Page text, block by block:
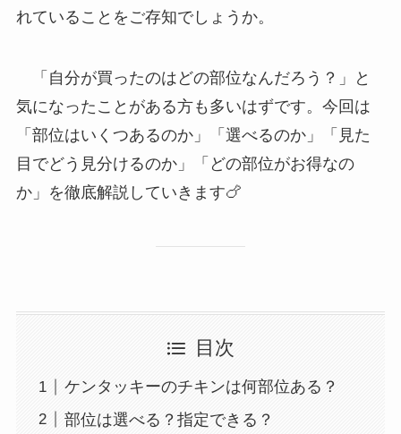
れていることをご存知でしょうか。
「自分が買ったのはどの部位なんだろう？」と
気になったことがある方も多いはずです。今回は
「部位はいくつあるのか」「選べるのか」「見た
目でどう見分けるのか」「どの部位がお得なの
か」を徹底解説していきます🍗
目次
ケンタッキーのチキンは何部位ある？
部位は選べる？指定できる？